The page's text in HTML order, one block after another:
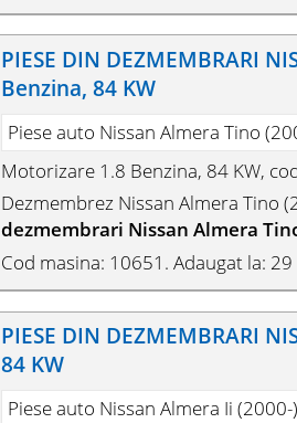
PIESE DIN DEZMEMBRARI
Benzina, 84 KW
Piese auto Nissan Almera Tino
Motorizare 1.8 Benzina, 84 KW,
Dezmembrez Nissan Almera Tino
dezmembrari Nissan Almera
Cod masina: 10651. Adaugat la:
PIESE DIN DEZMEMBRARI
84 KW
Piese auto Nissan Almera Ii